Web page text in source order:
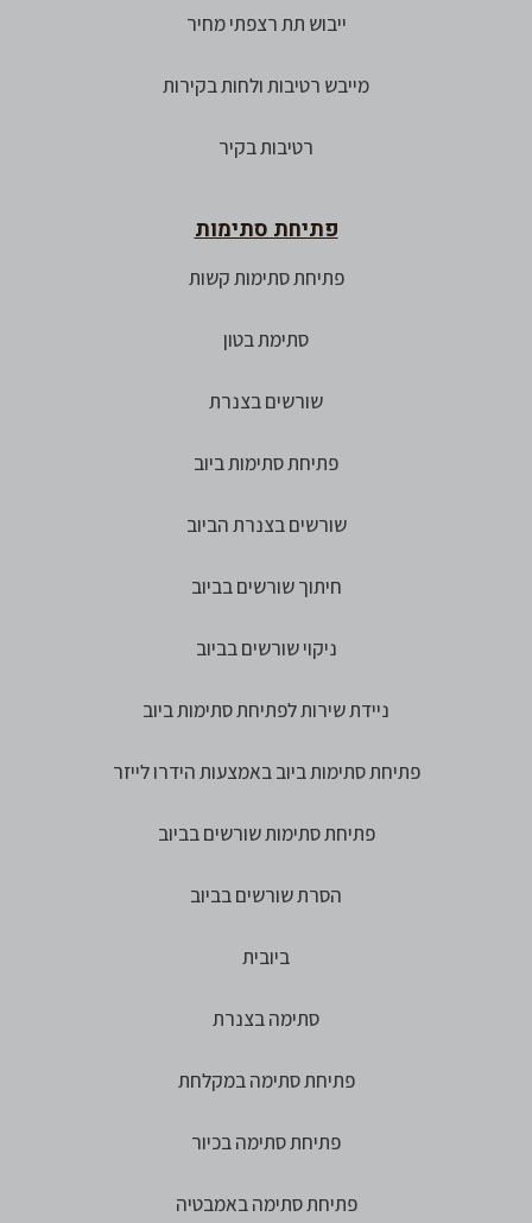
ייבוש תת רצפתי מחיר
מייבש רטיבות ולחות בקירות
רטיבות בקיר
פתיחת סתימות
פתיחת סתימות קשות
סתימת בטון
שורשים בצנרת
פתיחת סתימות ביוב
שורשים בצנרת הביוב
חיתוך שורשים בביוב
ניקוי שורשים בביוב
ניידת שירות לפתיחת סתימות ביוב
פתיחת סתימות ביוב באמצעות הידרו לייזר
פתיחת סתימות שורשים בביוב
הסרת שורשים בביוב
ביובית
סתימה בצנרת
פתיחת סתימה במקלחת
פתיחת סתימה בכיור
פתיחת סתימה באמבטיה